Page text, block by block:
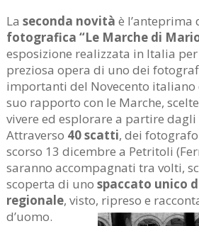
La seconda novità è l’anteprima
fotografica “Le Marche di
esposizione realizzata in Italia
preziosa opera di uno dei
importanti del Novecento italiano
suo rapporto con le Marche,
vivere ed esplorare a partire
Attraverso 40 scatti, dei
scorso 13 dicembre a Petritoli
saranno accompagnati tra volti,
scoperta di uno spaccato unico
regionale, visto, ripreso e
d’uomo.